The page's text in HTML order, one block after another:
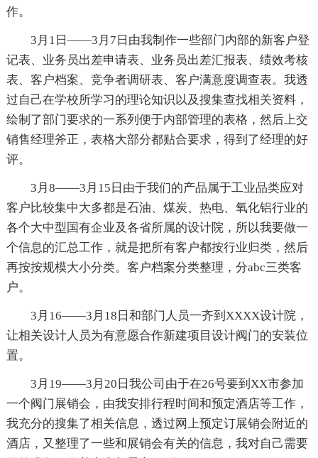
作。
3月1日——3月7日由我制作一些部门内部的新客户登
记表、业务员出差申请表、业务员出差汇报表、绩效考核
表、客户档案、竞争者调研表、客户满意度调查表。我透
过自己在学校所学习的理论知识以及搜集查找相关资料，
绘制了部门要求的一系列便于内部管理的表格，然后上交
销售经理斧正，表格大部分都贴合要求，得到了经理的好
评。
3月8——3月15日由于我们的产品属于工业品类应对
客户比较集中大多都是石油、煤炭、热电、氧化铝行业的
各个大中型国有企业及各省所属的设计院，所以我要做一
个信息的汇总工作，就是把所有客户都按行业归类，然后
再按按规模大小分类。客户档案分类整理，分abc三类客
户。
3月16——3月18日和部门人员一齐到XXXX设计院，
让相关设计人员为有意愿合作新建项目设计阀门的安装位
置。
3月19——3月20日我公司由于在26号要到XX市参加
一个阀门展销会，由我安排行程时间和预定酒店等工作，
我充分的搜集了相关信息，透过网上预定订展销会附近的
酒店，又整理了一些和展销会有关的信息，我对自己需要